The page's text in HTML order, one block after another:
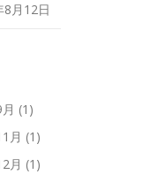
8月12日
(1)
月 (1)
月 (1)